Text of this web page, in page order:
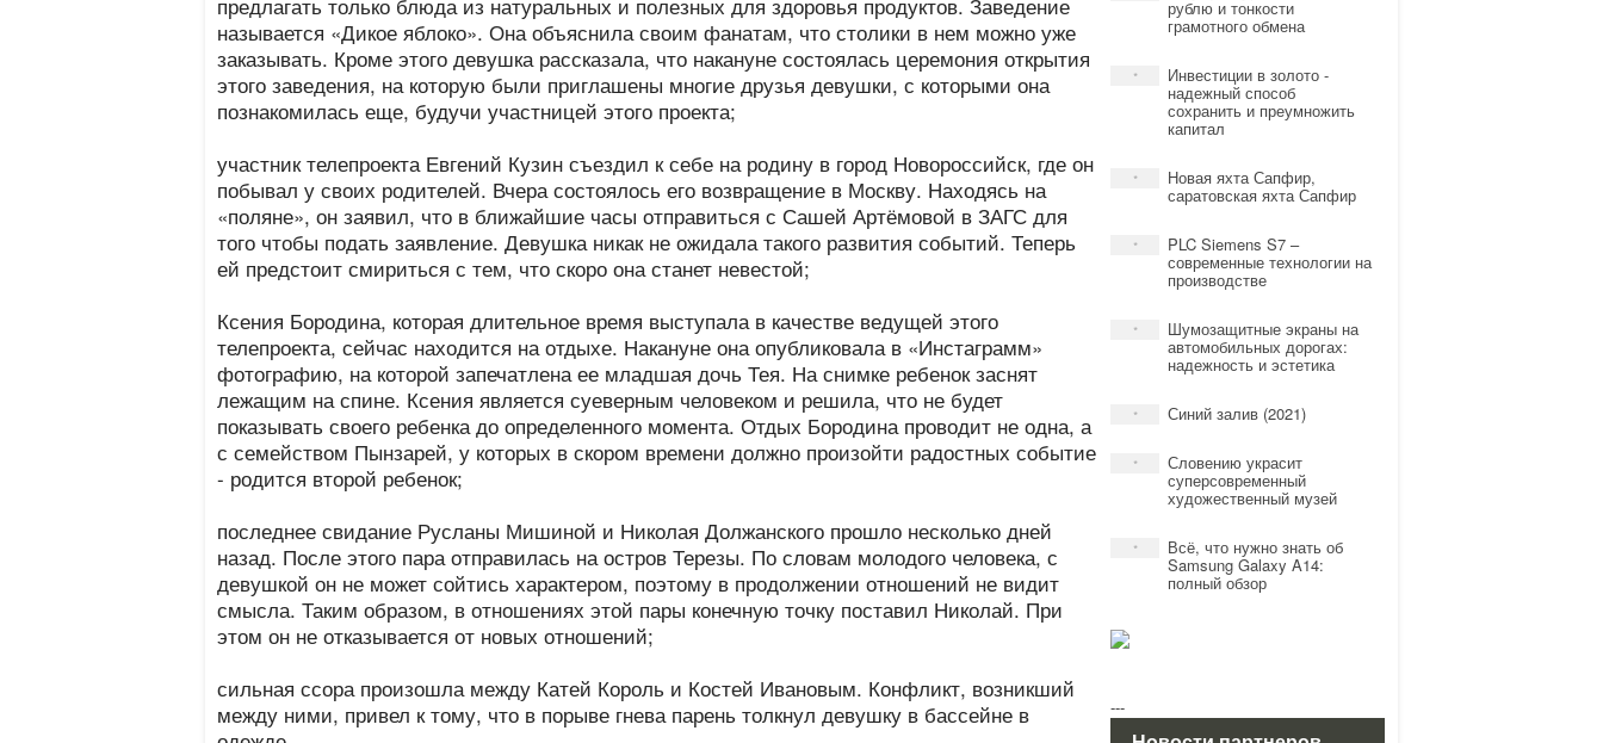
называется «Дикое яблоко». Она объяснила своим фанатам, что столики в нем можно уже
заказывать. Кроме этого девушка рассказала, что накануне состоялась церемония открытия
этого заведения, на которую были приглашены многие друзья девушки, с которыми она
познакомилась еще, будучи участницей этого проекта;
участник телепроекта Евгений Кузин съездил к себе на родину в город Новороссийск, где он
побывал у своих родителей. Вчера состоялось его возвращение в Москву. Находясь на
«поляне», он заявил, что в ближайшие часы отправиться с Сашей Артёмовой в ЗАГС для
того чтобы подать заявление. Девушка никак не ожидала такого развития событий. Теперь
ей предстоит смириться с тем, что скоро она станет невестой;
Ксения Бородина, которая длительное время выступала в качестве ведущей этого
телепроекта, сейчас находится на отдыхе. Накануне она опубликовала в «Инстаграмм»
фотографию, на которой запечатлена ее младшая дочь Тея. На снимке ребенок заснят
лежащим на спине. Ксения является суеверным человеком и решила, что не будет
показывать своего ребенка до определенного момента. Отдых Бородина проводит не одна, а
с семейством Пынзарей, у которых в скором времени должно произойти радостных событие
- родится второй ребенок;
последнее свидание Русланы Мишиной и Николая Должанского прошло несколько дней
назад. После этого пара отправилась на остров Терезы. По словам молодого человека, с
девушкой он не может сойтись характером, поэтому в продолжении отношений не видит
смысла. Таким образом, в отношениях этой пары конечную точку поставил Николай. При
этом он не отказывается от новых отношений;
сильная ссора произошла между Катей Король и Костей Ивановым. Конфликт, возникший
между ними, привел к тому, что в порыве гнева парень толкнул девушку в бассейне в
рублю и тонкости
грамотного обмена
* Инвестиции в золото -
надежный способ
сохранить и преумножить
капитал
* Новая яхта Сапфир,
саратовская яхта Сапфир
* PLC Siemens S7 –
современные технологии на
производстве
* Шумозащитные экраны на
автомобильных дорогах:
надежность и эстетика
* Синий залив (2021)
* Словению украсит
суперсовременный
художественный музей
* Всё, что нужно знать об
Samsung Galaxy A14:
полный обзор
---